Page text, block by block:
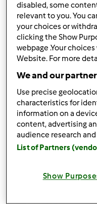
da
5 8
da
disabled, some
relevant to you. You
your choices or
clicking the Show
webpage .Your
Website. For more
We and our
Use precise
characteristics for
information on a
content, advertising
audience research
List of Partners
Show